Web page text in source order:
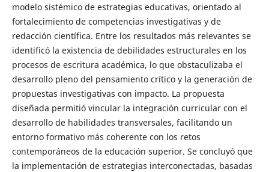
modelo sistémico de estrategias educativas, orientado al
fortalecimiento de competencias investigativas y de
redacción científica. Entre los resultados más relevantes se
identificó la existencia de debilidades estructurales en los
procesos de escritura académica, lo que obstaculizaba el
desarrollo pleno del pensamiento crítico y la generación de
propuestas investigativas con impacto. La propuesta
diseñada permitió vincular la integración curricular con el
desarrollo de habilidades transversales, facilitando un
entorno formativo más coherente con los retos
contemporáneos de la educación superior. Se concluyó que
la implementación de estrategias interconectadas, basadas